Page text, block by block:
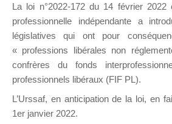
BUGAT Odile,
Formation - Tel.
06.08.62.25.46 (modules
à 10)
VONBANK Caroline -
Formation - Tel
06.73.32.49.51 (modules
La loi n°2022-172 du 14 février 2022
professionnelle indépendante a
législatives qui ont pour
« professions libérales non
confrères du fonds
professionnels libéraux (FIF PL).
L’Urssaf, en anticipation de la loi, en
1er janvier 2022.